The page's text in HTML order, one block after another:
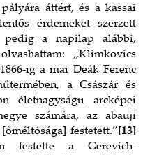
áttért, és a kassai
érdemeket szerzett
pedig a napilap alábbi,
„Klimkovics
ig a mai Deák Ferenc
a Császár és
életnagyságu arcképei
számára, az abauji
festetett.”[13]
festette a Gerevich-